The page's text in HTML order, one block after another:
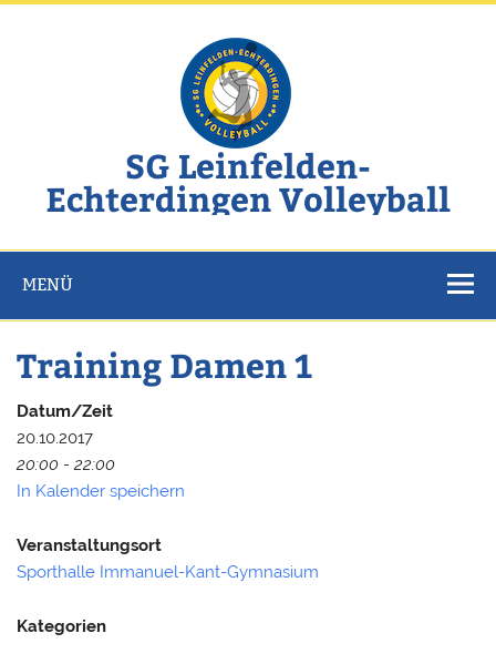
Zum
SG Leinfelden-
Echterdingen Volleyball
MENÜ
Training Damen 1
Datum/Zeit
20.10.2017
20:00 - 22:00
In Kalender speichern
Veranstaltungsort
Sporthalle Immanuel-Kant-Gymnasium
Kategorien